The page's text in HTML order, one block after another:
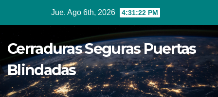
contenido
Jue. Ago 6th, 2026 4:31:23 PM
Cerraduras Seguras Puertas
Blindadas